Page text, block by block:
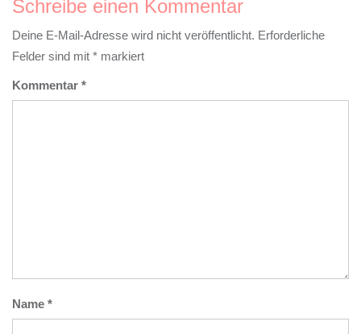
Schreibe einen Kommentar
Deine E-Mail-Adresse wird nicht veröffentlicht. Erforderliche
Felder sind mit * markiert
Kommentar *
Name *